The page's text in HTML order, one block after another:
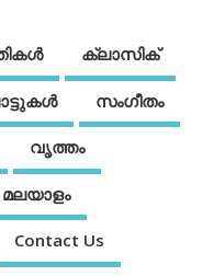
ക്ലാസിക്
സംഗീതം
വൃത്തം
മലയാളം
Contact Us